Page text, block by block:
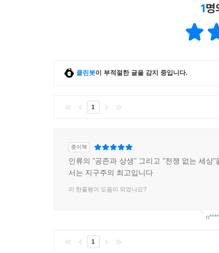
1명
클린봇이 부적절한 글을 감지 중입니다.
1
종이책
인류의 "공존과 상생" 그리고 "전쟁 없는 세상"
서는 지구주의 최고입니다
이 한줄평이 도움이 되었나요?
1